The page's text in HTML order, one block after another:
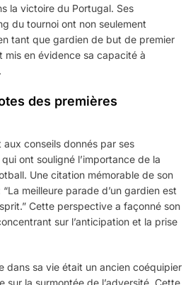
la victoire du Portugal. Ses
du tournoi ont non seulement
tant que gardien de but de premier
mis en évidence sa capacité à
des premières
conseils donnés par ses
qui ont souligné l’importance de la
Une citation mémorable de son
meilleure parade d’un gardien est
Cette perspective a façonné son
sur l’anticipation et la prise
dans sa vie était un ancien coéquipier